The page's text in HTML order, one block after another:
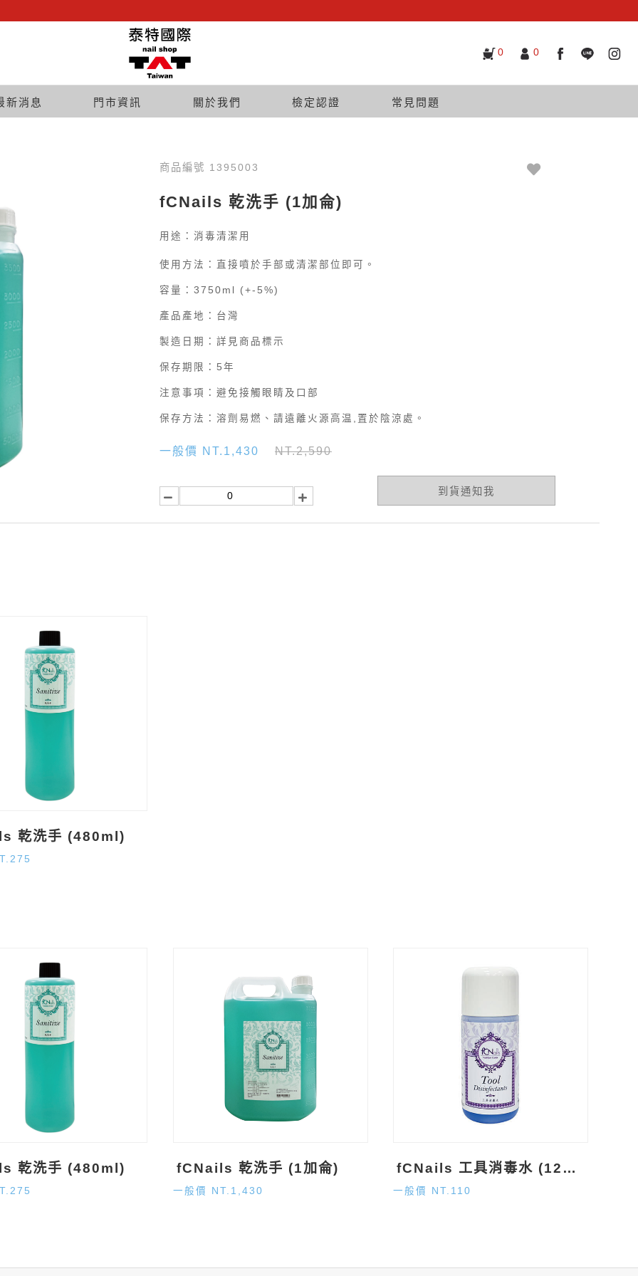
新消息 門市資訊 關於我們 檢定認證 常見問題
0 0
商品編號 1395003
fCNails 乾洗手 (1加侖)
用途：消毒清潔用
使用方法：直接噴於手部或清潔部位即可。
容量：3750ml (+-5%)
產品產地：台灣
製造日期：詳見商品標示
保存期限：5年
注意事項：避免接觸眼睛及口部
保存方法：溶劑易燃、請遠離火源高温,置於陰涼處。
一般價 NT.1,430 NT.2,590
到貨通知我
乾洗手 (480ml)
乾洗手 (480ml) fCNails 乾洗手 (1加侖)
一般價 NT.1,430
fCNails 工具消毒水 (120ml)
一般價 NT.110